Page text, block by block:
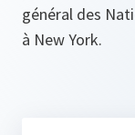
général des
à New York.